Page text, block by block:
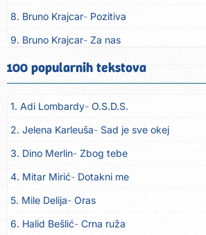
8. Bruno Krajcar Pozitiva
9. Bruno Krajcar Za nas
10. Tereza Kesovija Da li ću moći
11. Lidija Bačić Neka se vino toči
12. Karin Kuljanić Nisi zavridel
13. Tamara Brusić Nigdi ni lipo ko doma
14. Tamara Brusić Biž´mo ća
15. Rusko Richie Bila si, bila
16. Rusko Richie Ti i ja
17. Azra Husarkić Ako treba
100 popularnih tekstova
1. Adi Lombardy O.S.D.S.
2. Jelena Karleuša Sad je sve okej
3. Dino Merlin Zbog tebe
4. Mitar Mirić Dotakni me
5. Mile Delija Oras
6. Halid Bešlić Crna ruža